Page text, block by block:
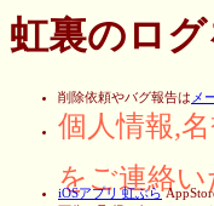
虹裏のロ
削除依頼やバグ報告はメ
個人情報,
をご連絡
iOSアプリ 虹ぶら